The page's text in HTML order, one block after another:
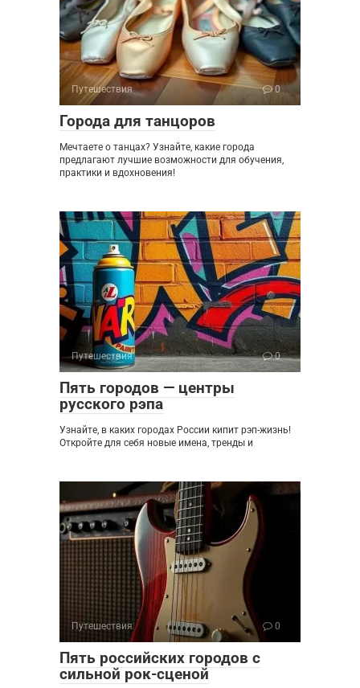
Путешествия 0
Города для танцоров
Мечтаете о танцах? Узнайте, какие города
предлагают лучшие возможности для обучения,
практики и вдохновения!
Путешествия 0
Пять городов — центры
русского рэпа
Узнайте, в каких городах России кипит рэп-жизнь!
Откройте для себя новые имена, тренды и
Путешествия 0
Пять российских городов с
сильной рок-сценой